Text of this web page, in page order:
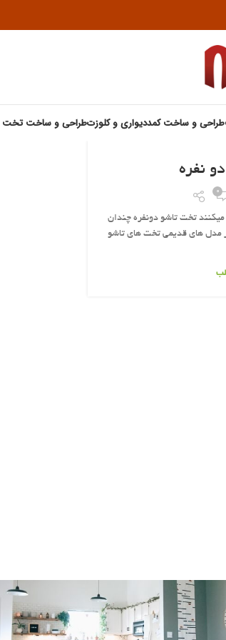
طراحی و ساخت کمددیواری و کلوزتطراحی و ساخت تخت
نفره
0
تخت تاشو دونفره چندان
مدل های قدیمی تخت های تاشو